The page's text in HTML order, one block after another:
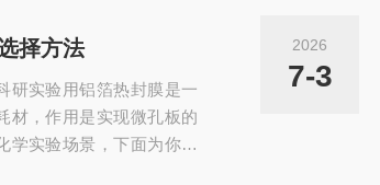
贴法，避免实验中出现
择方法
研实验用铝箔热封膜是一
材，作用是实现微孔板的
学实验场景，下面为你详
2026
7-3